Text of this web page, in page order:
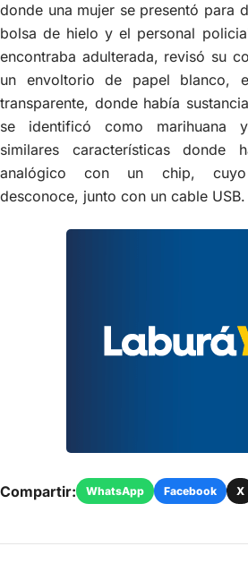
donde una mujer se presentó para
bolsa de hielo y el personal
encontraba adulterada, revisó su
un envoltorio de papel blanco,
transparente, donde había
se identificó como marihuana
similares características donde
analógico con un chip, cuyo
desconoce, junto con un cable USB.
Compartir: WhatsApp Facebook X